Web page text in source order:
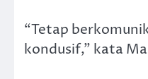
“Tetap
kondusif,” kata